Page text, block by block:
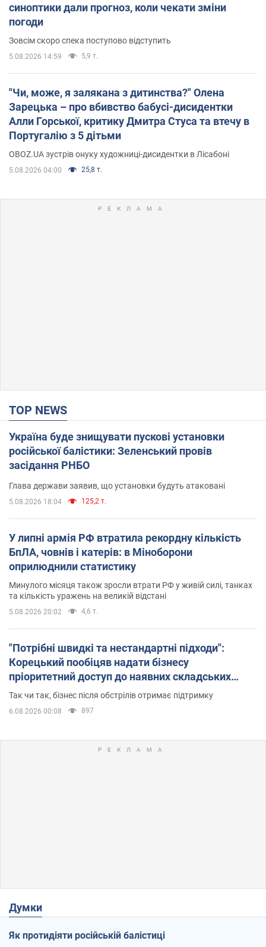
синоптики дали прогноз, коли чекати зміни
погоди
Зовсім скоро спека поступово відступить
5.08.2026 14:59 5,9 т.
"Чи, може, я залякана з дитинства?" Олена
Зарецька – про вбивство бабусі-дисидентки
Алли Горської, критику Дмитра Стуса та втечу в
Португалію з 5 дітьми
OBOZ.UA зустрів онуку художниці-дисидентки в Лісабоні
5.08.2026 04:00 25,8 т.
TOP NEWS
Україна буде знищувати пускові установки
російської балістики: Зеленський провів
засідання РНБО
Глава держави заявив, що установки будуть атаковані
5.08.2026 18:04 125,2 т.
У липні армія РФ втратила рекордну кількість
БпЛА, човнів і катерів: в Міноборони
оприлюднили статистику
Минулого місяця також зросли втрати РФ у живій силі, танках
та кількість уражень на великій відстані
5.08.2026 20:02 4,6 т.
"Потрібні швидкі та нестандартні підходи":
Корецький пообіцяв надати бізнесу
пріоритетний доступ до наявних складських
приміщень
Так чи так, бізнес після обстрілів отримає підтримку
6.08.2026 00:08 897
Думки
Як протидіяти російській балістиці